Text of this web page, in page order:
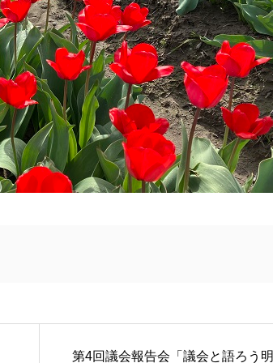
第4回議会報告会「議会と語ろう明